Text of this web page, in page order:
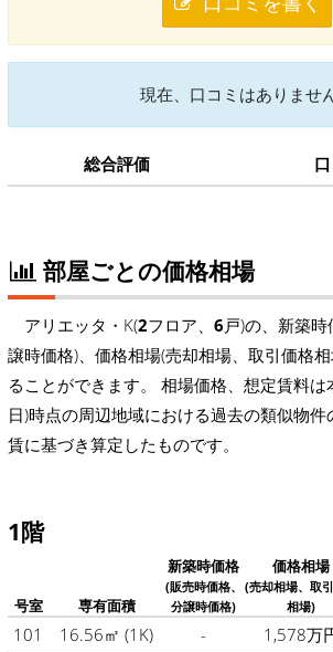
現在、口コミはありません
総合評価
部屋ごとの価格相場
アリエッタ・K(2フロア、 6戸)の、新築
譲時価格)、価格相場(売却相場、取引価格
ることができます。 相場価格、想定賃料
日)時点の周辺地域における過去の類似物
賃に基づき算定したものです。
1階
号室 専有面積
新築時価格
(販売時価格、
分譲時価格)
価格相場
(売却相場、取
相場)
101 16.56㎡ (1K) - 1,578万